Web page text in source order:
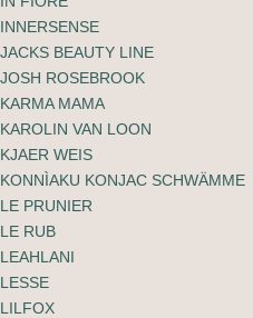
INNERSENSE
JACKS BEAUTY LINE
JOSH ROSEBROOK
KARMA MAMA
KAROLIN VAN LOON
KJAER WEIS
KONNÌAKU KONJAC SCHWÄMME
LE PRUNIER
LE RUB
LEAHLANI
LESSE
LILFOX